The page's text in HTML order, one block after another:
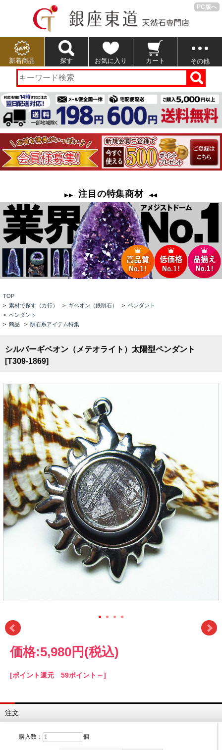
PC版へ
新着商品 探す お気に入り カート その他
TOP
> 素材で探す（カ行） > ギベオン（鉄隕石） > ペンダント
> ペンダント
> 商品 > 隕石系アイテム特集
シルバーギベオン（メテオライト）太陽型ペンダント
[T309-1869]
価格:5,980円 (税込)
[ポイント還元 59ポイント～]
注文
購入数： 個